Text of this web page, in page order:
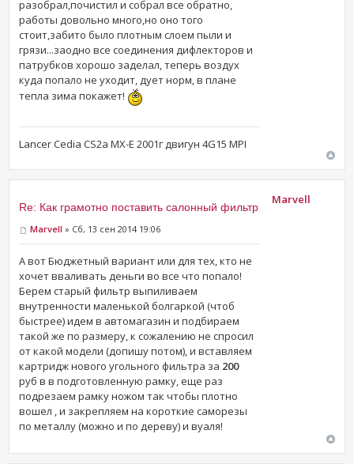
разобрал,почистил и собрал все обратно,
работы довольно много,но оно того
стоит,забито было плотным слоем пыли и
грязи...заодно все соединения дифлекторов и
патрубков хорошо заделал, теперь воздух
куда попало не уходит, дует норм, в плане
тепла зима покажет!
Lancer Cedia CS2a MX-E 2001г двигун 4G15 MPI
Re: Как грамотно поставить салонный фильтр
Marvell » Сб, 13 сен 2014 19:06
А вот Бюджетный вариант или для тех, кто не
хочет вваливать деньги во все что попало!
Берем старый фильтр выпиливаем
внутренности маленькой болгаркой (чтоб
быстрее) идем в автомагазин и подбираем
такой же по размеру, к сожалению не спросил
от какой модели (допишу потом), и вставляем
картридж нового угольного фильтра за 200
руб в в подготовленную рамку, еще раз
подрезаем рамку ножом так чтобы плотно
вошел , и закрепляем на короткие саморезы
по металлу (можно и по дереву) и вуаля!
Marvell